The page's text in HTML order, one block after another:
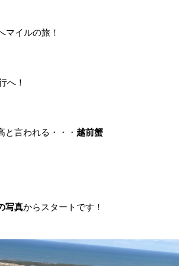
マイルの旅！
へ！
と言われる・・・ 越前蟹
写真からスタートです！